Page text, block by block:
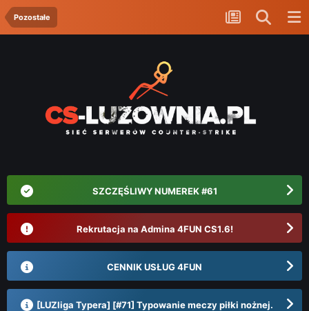
Pozostałe
SZCZĘŚLIWY NUMEREK #61
Rekrutacja na Admina 4FUN CS1.6!
CENNIK USŁUG 4FUN
[LUZliga Typera] [#71] Typowanie meczy piłki nożnej.